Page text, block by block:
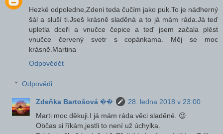
Hezké odpoledne,Zdeni teda čučím jako puk.To je nádherný
šál a sluší ti.Jseš krásně sladěná a to já mám ráda.Já teď
upletla dceři a vnučce čepice a teď jsem začala plést
vnučce červený svetr s copánkama. Měj se moc
krásně.Martina
Odpovědět
Odpovědi
Zdeňka Bartošová ��
28. ledna 2018 v 23:00
Marti moc děkuji.I já mám ráda věci sladěné. 😉
Občas si říkám,jestli to není už úchylka.